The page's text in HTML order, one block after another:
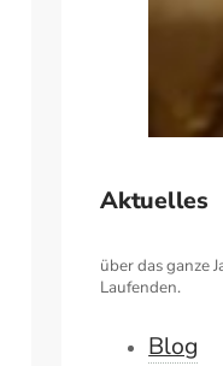
Aktuelles
über das ganze
Laufenden.
Blog